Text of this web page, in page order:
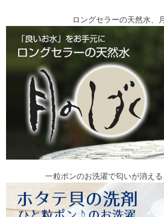
ロングセラーの天然水、
一粒ポンのお洗濯で匂いが消え